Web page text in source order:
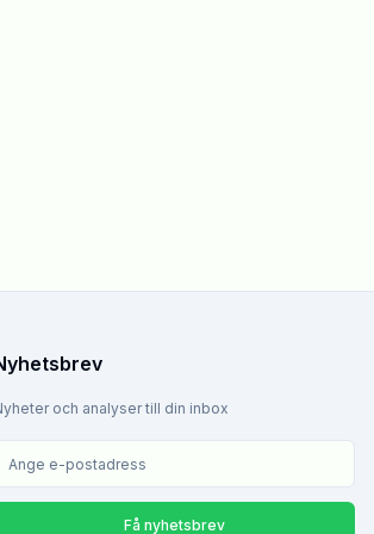
och analyser till din inbox
Få nyhetsbrev